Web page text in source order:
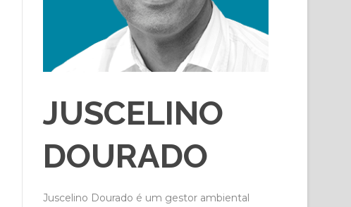
JUSCELINO
DOURADO
Juscelino Dourado é um gestor ambiental